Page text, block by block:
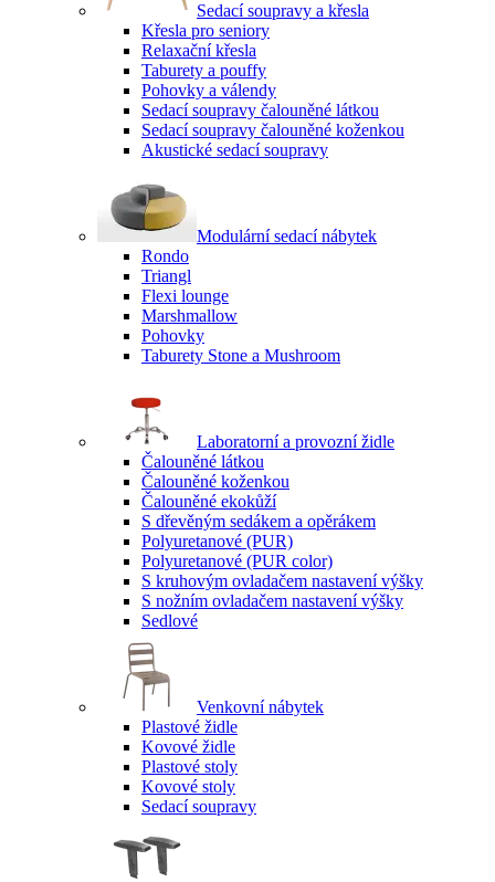
Sedací soupravy a křesla
Křesla pro seniory
Relaxační křesla
Taburety a pouffy
Pohovky a válendy
Sedací soupravy čalouněné látkou
Sedací soupravy čalouněné koženkou
Akustické sedací soupravy
Modulární sedací nábytek
Rondo
Triangl
Flexi lounge
Marshmallow
Pohovky
Taburety Stone a Mushroom
Laboratorní a provozní židle
Čalouněné látkou
Čalouněné koženkou
Čalouněné ekokůží
S dřevěným sedákem a opěrákem
Polyuretanové (PUR)
Polyuretanové (PUR color)
S kruhovým ovladačem nastavení výšky
S nožním ovladačem nastavení výšky
Sedlové
Venkovní nábytek
Plastové židle
Kovové židle
Plastové stoly
Kovové stoly
Sedací soupravy